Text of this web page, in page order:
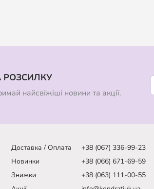
РОЗСИЛКУ
найсвіжіші новини та акції.
Доставка / Оплата
Новинки
Знижки
+38 (067) 336-99-23
+38 (066) 671-69-59
+38 (063) 111-00-55